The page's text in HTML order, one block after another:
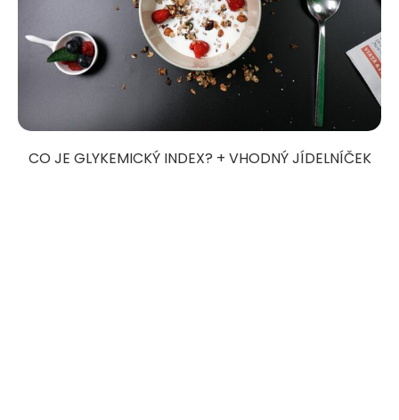
CO JE GLYKEMICKÝ INDEX? + VHODNÝ JÍDELNÍČEK